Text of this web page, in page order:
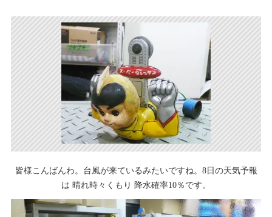
皆様こんばんわ。台風が来ているみたいですね。8日の天気予報
は 晴れ時々くもり 降水確率10％です。